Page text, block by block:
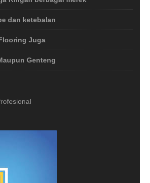
dan ketebalan
Juga
Genteng